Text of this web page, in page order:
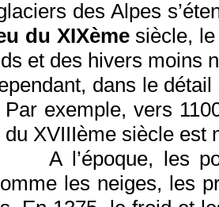
des Alpes
du XIXèmesiècle, le
et des hivers moins
dans le
Par exemple, vers
du XVIIIème siècle
A l’époque, les
les neiges, les